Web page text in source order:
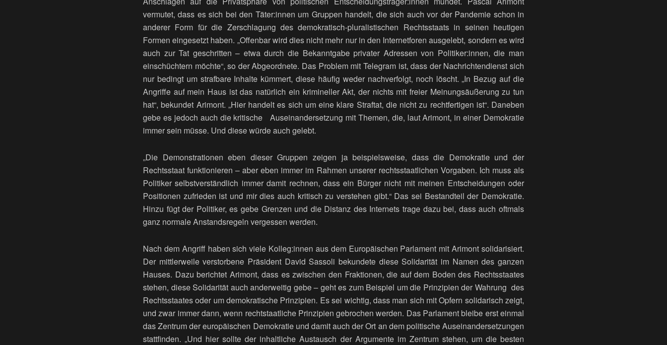
vermutet, dass es sich bei den Täter:innen um Gruppen handelt, die sich auch vor der Pandemie schon in
anderer Form für die Zerschlagung des demokratisch-pluralistischen Rechtsstaats in seinen heutigen
Formen eingesetzt haben. „Offenbar wird dies nicht mehr nur in den Internetforen ausgelebt, sondern es wird
auch zur Tat geschritten – etwa durch die Bekanntgabe privater Adressen von Politiker:innen, die man
einschüchtern möchte“, so der Abgeordnete. Das Problem mit Telegram ist, dass der Nachrichtendienst sich
nur bedingt um strafbare Inhalte kümmert, diese häufig weder nachverfolgt, noch löscht. „In Bezug auf die
Angriffe auf mein Haus ist das natürlich ein krimineller Akt, der nichts mit freier Meinungsäußerung zu tun
hat“, bekundet Arimont. „Hier handelt es sich um eine klare Straftat, die nicht zu rechtfertigen ist“. Daneben
gebe es jedoch auch die kritische Auseinandersetzung mit Themen, die, laut Arimont, in einer Demokratie
immer sein müsse. Und diese würde auch gelebt.
„Die Demonstrationen eben dieser Gruppen zeigen ja beispielsweise, dass die Demokratie und der
Rechtsstaat funktionieren – aber eben immer im Rahmen unserer rechtsstaatlichen Vorgaben. Ich muss als
Politiker selbstverständlich immer damit rechnen, dass ein Bürger nicht mit meinen Entscheidungen oder
Positionen zufrieden ist und mir dies auch kritisch zu verstehen gibt.“ Das sei Bestandteil der Demokratie.
Hinzu fügt der Politiker, es gebe Grenzen und die Distanz des Internets trage dazu bei, dass auch oftmals
ganz normale Anstandsregeln vergessen werden.
Nach dem Angriff haben sich viele Kolleg:innen aus dem Europäischen Parlament mit Arimont solidarisiert.
Der mittlerweile verstorbene Präsident David Sassoli bekundete diese Solidarität im Namen des ganzen
Hauses. Dazu berichtet Arimont, dass es zwischen den Fraktionen, die auf dem Boden des Rechtsstaates
stehen, diese Solidarität auch anderweitig gebe – geht es zum Beispiel um die Prinzipien der Wahrung des
Rechtsstaates oder um demokratische Prinzipien. Es sei wichtig, dass man sich mit Opfern solidarisch zeigt,
und zwar immer dann, wenn rechtstaatliche Prinzipien gebrochen werden. Das Parlament bleibe erst einmal
das Zentrum der europäischen Demokratie und damit auch der Ort an dem politische Auseinandersetzungen
stattfinden. „Und hier sollte der inhaltliche Austausch der Argumente im Zentrum stehen, um die besten